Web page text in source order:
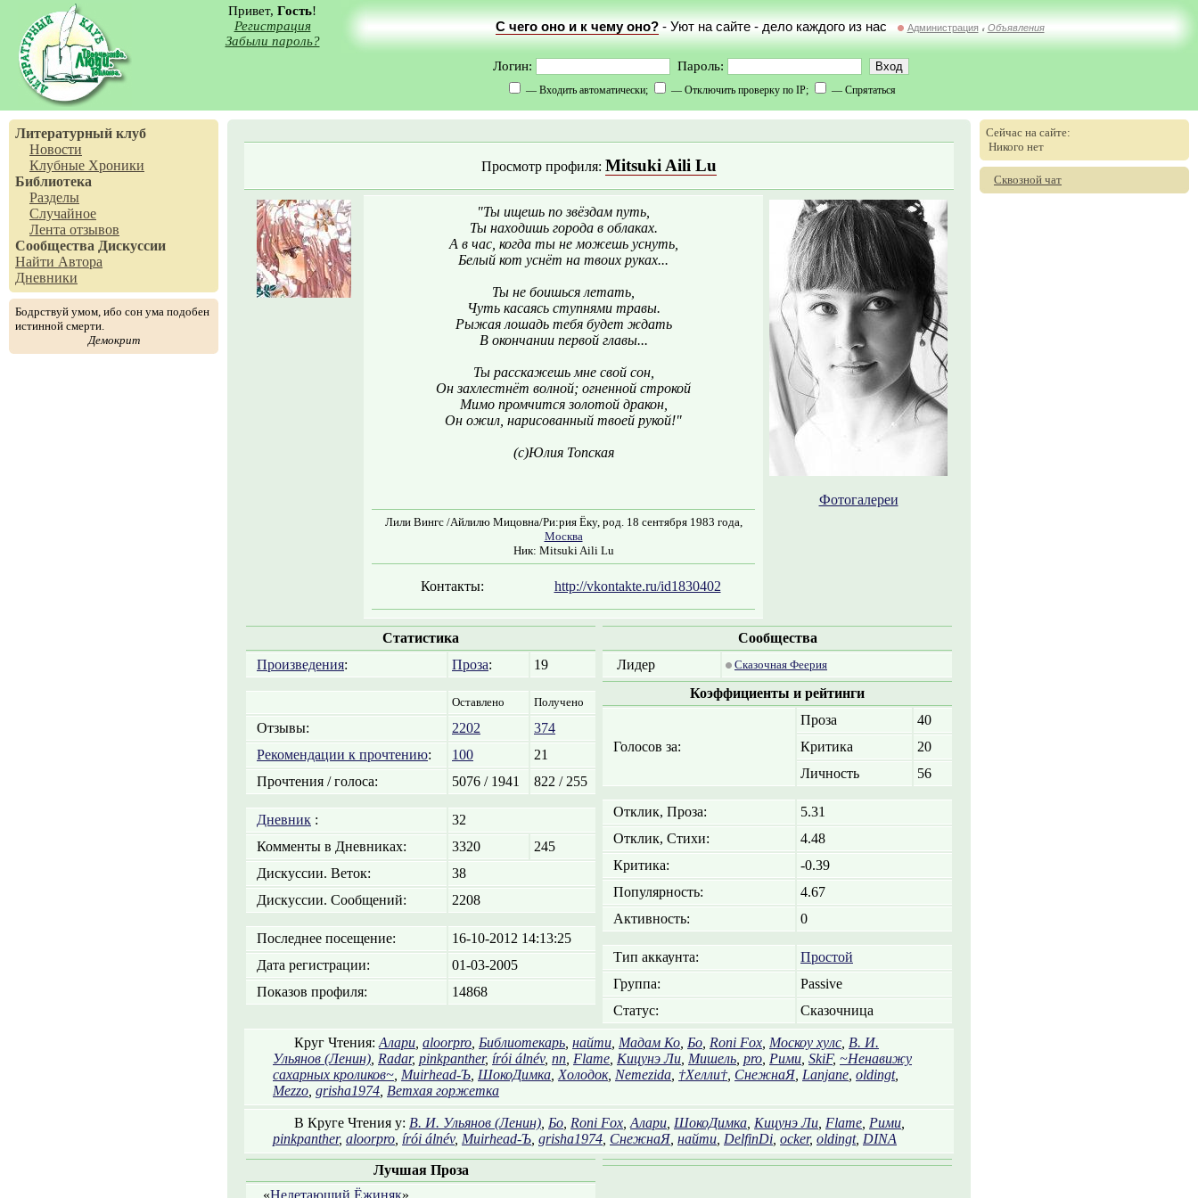
Привет, Гость!
Регистрация
Забыли пароль?
С чего оно и к чему оно?- Уют на сайте - дело каждого из нас Администрация // Объявления
Логин: Пароль:
— Входить автоматически; — Отключить проверку по IP; — Спрятаться
Литературный клуб
Новости
Клубные Хроники
Библиотека
Разделы
Случайное
Лента отзывов
Сообщества Дискуссии
Найти Автора
Дневники
Бодрствуй умом, ибо сон ума подобен
истинной смерти.
Демокрит
Просмотр профиля: Mitsuki Aili Lu
"Ты ищешь по звёздам путь,
Ты находишь города в облаках.
А в час, когда ты не можешь уснуть,
Белый кот уснёт на твоих руках...
Ты не боишься летать,
Чуть касаясь ступнями травы.
Рыжая лошадь тебя будет ждать
В окончании первой главы...
Ты расскажешь мне свой сон,
Он захлестнёт волной; огненной строкой
Мимо промчится золотой дракон,
Он ожил, нарисованный твоей рукой!"
(с)Юлия Топская
Лили Вингс /Айлилю Мицовна/Ри:рия Ёку, род. 18 сентября 1983 года,
Москва
Ник: Mitsuki Aili Lu
Контакты: http://vkontakte.ru/id1830402
Фотогалереи
Статистика
Произведения: Проза: 19
Оставлено Получено
Отзывы: 2202
374
Рекомендации к прочтению: 100
21
Прочтения / голоса:
5076 / 1941 822 / 255
Дневник :
32
Комменты в Дневниках:
3320
245
Дискуссии. Веток:
38
Дискуссии. Сообщений:
2208
Последнее посещение:
16-10-2012 14:13:25
Дата регистрации:
01-03-2005
Показов профиля:
14868
Сообщества
Лидер
Сказочная Феерия
Коэффициенты и рейтинги
Голосов за:
Проза
40
Критика
20
Личность
56
Отклик, Проза:
5.31
Отклик, Стихи:
4.48
Критика:
-0.39
Популярность:
4.67
Активность:
0
Тип аккаунта:
Простой
Группа:
Passive
Статус:
Сказочница
Круг Чтения: Алари aloorpro Библиотекарь найти Мадам Ко Бо Roni Fox Москоу хулс В. И.
Ульянов (Ленин) Radar, pinkpanther, írói álnév, nn Flame Кицунэ Ли Мишель pro Рими SkiF, ~Ненавижу
сахарных кроликов~ Muirhead-Ъ ШокоДимка Холодок, Nemezida †Хелли†, СнежнаЯ Lanjane oldingt,
Mezzo grisha1974 Ветхая горжетка
В Круге Чтения у: В. И. Ульянов (Ленин) Бо Roni Fox Алари ШокоДимка Кицунэ Ли Flame Рими
pinkpanther, aloorpro írói álnév, Muirhead-Ъ grisha1974 СнежнаЯ найти DelfinDi ocker, oldingt, DINA
Лучшая Проза
«Нелетающий Ёжиняк»
Сейчас на сайте:
Никого нет
Сквозной чат